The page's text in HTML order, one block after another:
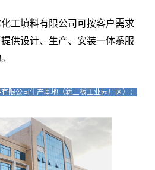
工填料有限公司可按客户需求
供设计、生产、安装一体系服
限公司生产基地（新三板工业园厂区）：